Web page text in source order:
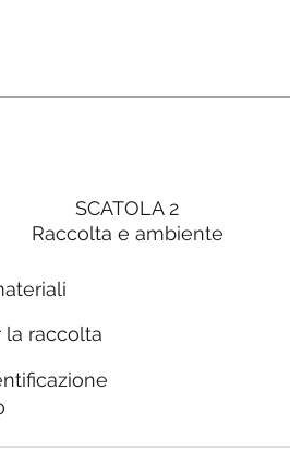
SCATOLA 2
Raccolta e ambiente
la raccolta